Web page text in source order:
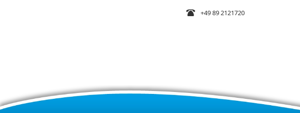
+49 89 2121720